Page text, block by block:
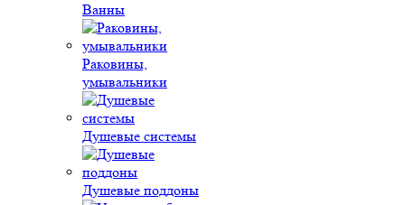
Ванны
Раковины,
умывальники
Душевые системы
Душевые поддоны